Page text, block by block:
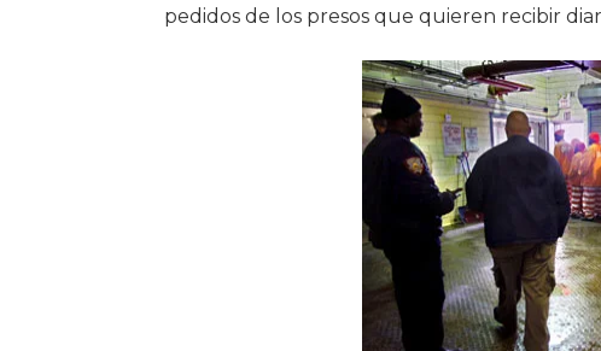
pedidos de los presos que quieren recibir